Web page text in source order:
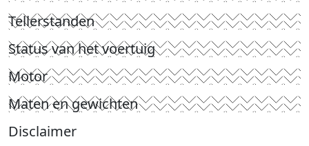
Tellerstanden
Status van het voertuig
Motor
Maten en gewichten
Disclaimer